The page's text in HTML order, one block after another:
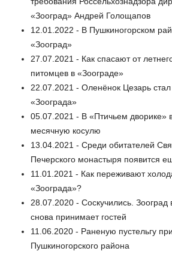
«Зооград» Андрей Голощапов
12.01.2022 - В Пушкиногорском
«Зооград»
27.07.2021 - Как спасают от
питомцев в «Зоограде»
22.07.2021 - Оленёнок Цезарь
«Зоограда»
05.07.2021 - В «Птичьем дворике»
месячную косулю
13.04.2021 - Среди обитателей
Печерского монастыря появится
11.01.2021 - Как переживают
«Зоограда»?
28.07.2020 - Соскучились. Зооград
снова принимает гостей
11.06.2020 - Раненую пустельгу
Пушкиногорского района